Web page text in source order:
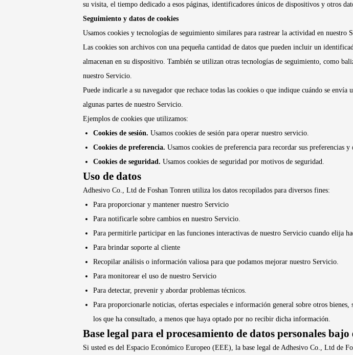
su visita, el tiempo dedicado a esos páginas, identificadores únicos de dispositivos y otros
Seguimiento y datos de cookies
Usamos cookies y tecnologías de seguimiento similares para rastrear la actividad en
Las cookies son archivos con una pequeña cantidad de datos que pueden incluir un
almacenan en su dispositivo. También se utilizan otras tecnologías de seguimiento, como
nuestro Servicio.
Puede indicarle a su navegador que rechace todas las cookies o que indique cuándo se
algunas partes de nuestro Servicio.
Ejemplos de cookies que utilizamos:
Cookies de sesión. Usamos cookies de sesión para operar nuestro servicio.
Cookies de preferencia. Usamos cookies de preferencia para recordar sus preferencias
Cookies de seguridad. Usamos cookies de seguridad por motivos de seguridad.
Uso de datos
Adhesivo Co., Ltd de Foshan Tonren utiliza los datos recopilados para diversos fines:
Para proporcionar y mantener nuestro Servicio
Para notificarle sobre cambios en nuestro Servicio.
Para permitirle participar en las funciones interactivas de nuestro Servicio cuando elija
Para brindar soporte al cliente
Recopilar análisis o información valiosa para que podamos mejorar nuestro Servicio.
Para monitorear el uso de nuestro Servicio
Para detectar, prevenir y abordar problemas técnicos.
Para proporcionarle noticias, ofertas especiales e información general sobre otros
los que ha consultado, a menos que haya optado por no recibir dicha información.
Base legal para el procesamiento de datos personales
Si usted es del Espacio Económico Europeo (EEE), la base legal de Adhesivo Co., Ltd de